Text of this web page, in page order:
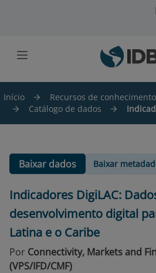
Início Recursos de conhecimento
Catálogo de dados
Baixar dados Baixar
Indicadores DigiLAC:
desenvolvimento digital
Latina e o Caribe
Por Connectivity, Markets and
(VPS/IFD/CMF)